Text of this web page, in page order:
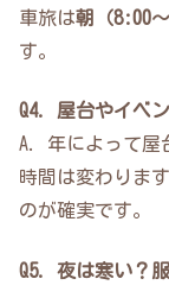
車旅は朝（8:00〜
す。
Q4. 屋台やイベ
A. 年によって屋
時間は変わりま
のが確実です。
Q5. 夜は寒い？